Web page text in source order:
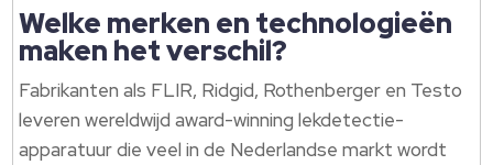
Welke merken en technologieën
maken het verschil?
Fabrikanten als FLIR, Ridgid, Rothenberger en Testo
leveren wereldwijd award-winning lekdetectie-
apparatuur die veel in de Nederlandse markt wordt